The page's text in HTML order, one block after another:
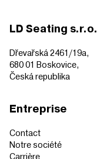
LD Seating s.r.o.
Dřevařská 2461/19a,
680 01 Boskovice,
Česká republika
Entreprise
Contact
Notre société
Carrière